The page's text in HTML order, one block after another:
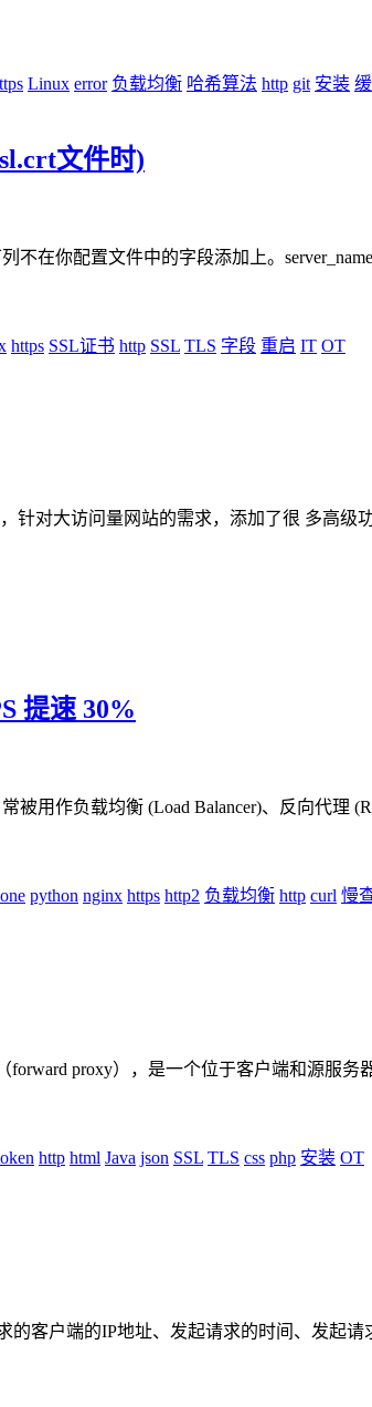
Linux error 负载均衡 哈希算法 http git 安装
文件时)
列不在你配置文件中的字段添加上。
https SSL证书 http SSL TLS 字段 重启 IT OT
针对大访问量网站的需求，添加了很 多高
提速 30%
用作负载均衡 (Load Balancer)、反向代理
python nginx https http2 负载均衡 http curl 慢
forward proxy），是一个位于客户端和源服务
http html Java json SSL TLS css php 安装 OT
客户端的IP地址、发起请求的时间、发起